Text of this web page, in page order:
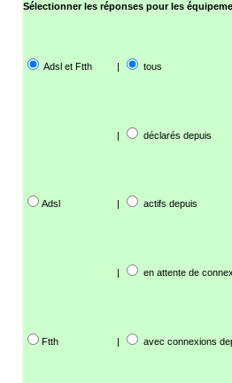
Sélectionner les réponses pour les
Adsl et Ftth | tous
| déclarés depuis
Adsl | actifs depuis
| en attente de
Ftth | avec connexions